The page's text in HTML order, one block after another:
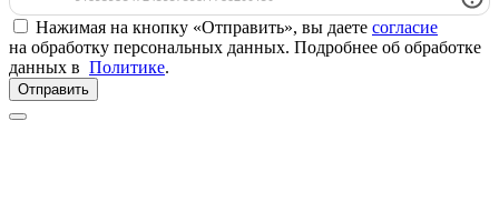
Нажимая на кнопку «Отправить», вы даете согласие
на обработку персональных данных. Подробнее об обработке
данных в Политике.
Отправить